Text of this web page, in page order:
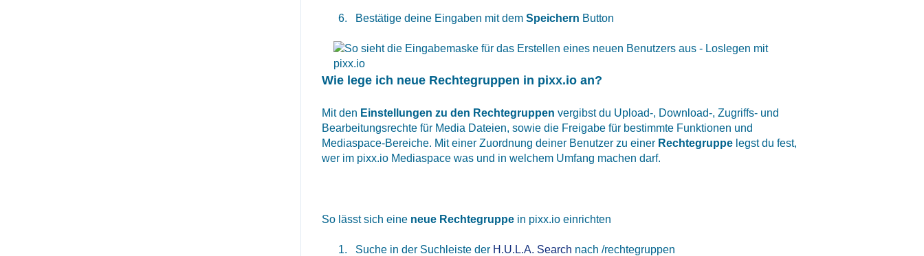
Bestätige deine Eingaben mit dem Speichern Button
Wie lege ich neue Rechtegruppen in pixx.io an?
Mit den Einstellungen zu den Rechtegruppen vergibst du Upload-, Download-, Zugriffs- und
Bearbeitungsrechte für Media Dateien, sowie die Freigabe für bestimmte Funktionen und
Mediaspace-Bereiche. Mit einer Zuordnung deiner Benutzer zu einer Rechtegruppelegst du fest,
wer im pixx.io Mediaspace was und in welchem Umfang machen darf.
So lässt sich eine neue Rechtegruppein pixx.io einrichten
Suche in der Suchleiste der H.U.L.A. Search nach /rechtegruppen